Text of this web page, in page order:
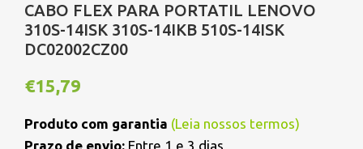
CABO FLEX PARA PORTATIL LENOVO
310S-14ISK 310S-14IKB 510S-14ISK
DC02002CZ00
€15,79
Produto com garantia (Leia nossos termos)
Prazo de envio: Entre 1 e 3 dias